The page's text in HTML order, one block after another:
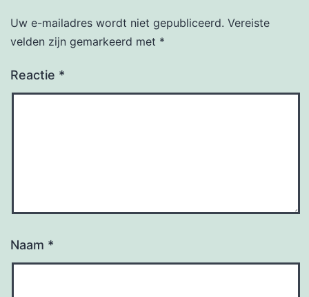
Uw e-mailadres wordt niet gepubliceerd. Vereiste
velden zijn gemarkeerd met *
Reactie *
Naam *